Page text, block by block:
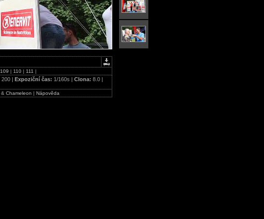
109 | 110 | 111 |
200 | Expoziční čas: 1/160s | Clona: 8.0 |
& Chameleon | Nápověda